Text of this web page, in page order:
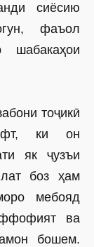
сиёсию
фаъол
шабакаҳои
тоҷикӣ
ки он
як ҷузъи
боз ҳам
мебояд
ва
бошем.